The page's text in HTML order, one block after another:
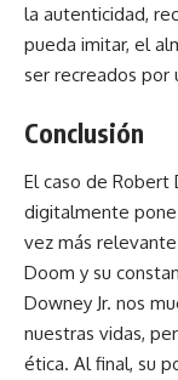
la autenticidad,
pueda imitar, el
ser recreados por
Conclusión
El caso de Robert
digitalmente
vez más
Doom y su
Downey Jr. nos
nuestras vidas,
ética. Al final, su